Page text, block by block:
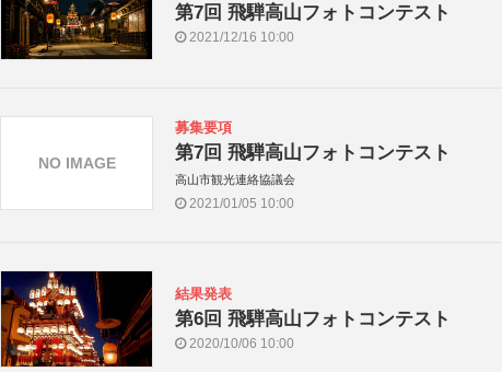
第7回 飛騨高山フォトコンテスト
2021/12/16 10:00
募集要項
第7回 飛騨高山フォトコンテスト
高山市観光連絡協議会
2021/01/05 10:00
NO IMAGE
結果発表
第6回 飛騨高山フォトコンテスト
2020/10/06 10:00